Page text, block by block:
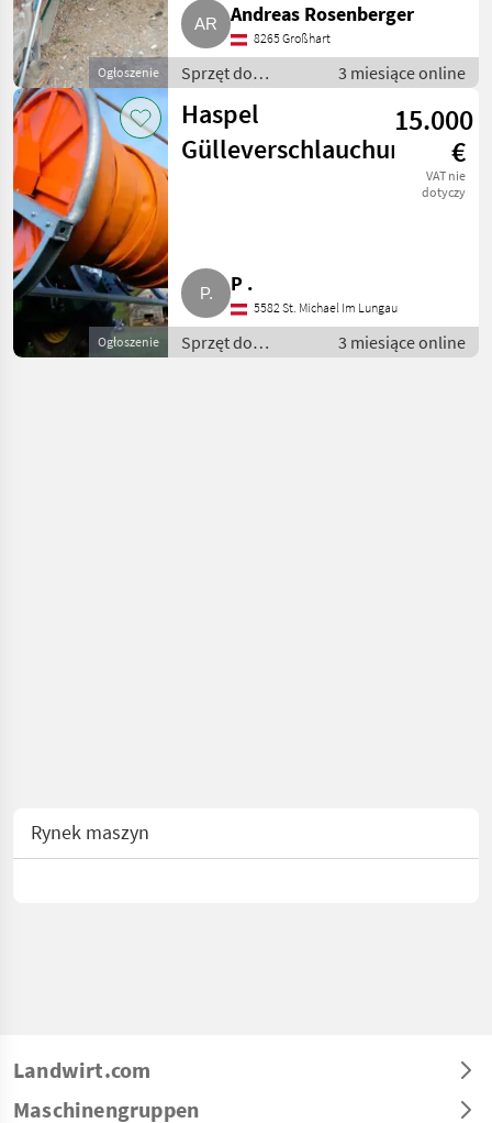
Ogłoszenie
Andreas Rosenberger
8265 Großhart
Sprzęt do
nawożenia i
nawadniania /
Wąż - do
gnojowicy
3 miesiące online
Ogłoszenie
Haspel
Gülleverschlauchung
15.000
€
VAT nie
dotyczy
P .
5582 St. Michael Im Lungau
Sprzęt do
nawożenia i
3 miesiące online
Rynek maszyn
Landwirt.com
Maschinengruppen